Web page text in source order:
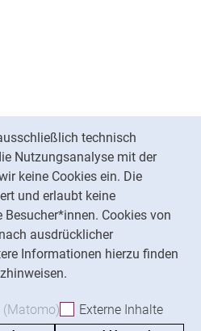
technisch
Nutzungsanalyse mit der
keine Cookies ein. Die
und erlaubt keine
Cookies von
ausdrücklicher
Informationen hierzu finden
Cookies akzeptieren
(Matomo) Analyse-Cookies
Externe Inhalte